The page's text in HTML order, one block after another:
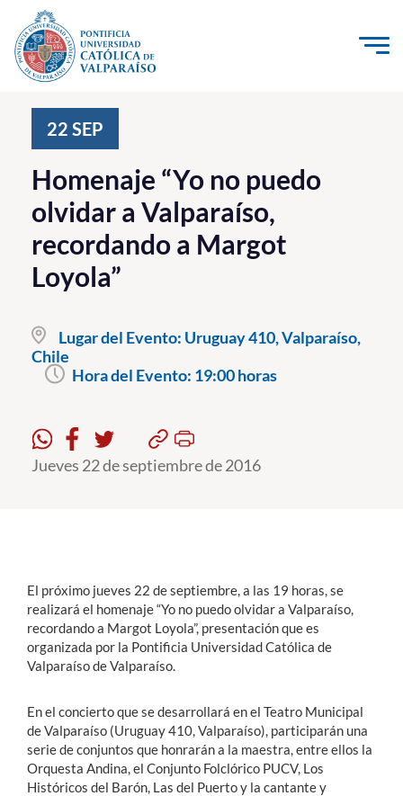
Click acá para ir directamente al contenido
Investigación, Creación e Innovación
PUCV Internacional
Vinculación con el Medio
Admisión
Pregrado
Postgrado
Estudiantes
English
22 SEP
Homenaje “Yo no puedo
olvidar a Valparaíso,
recordando a Margot
Loyola”
Lugar del Evento: Uruguay 410, Valparaíso,
Chile
Hora del Evento: 19:00 horas
Jueves 22 de septiembre de 2016
El próximo jueves 22 de septiembre, a las 19 horas, se
realizará el homenaje “Yo no puedo olvidar a Valparaíso,
recordando a Margot Loyola”, presentación que es
organizada por la Pontificia Universidad Católica de
Valparaíso de Valparaíso.
En el concierto que se desarrollará en el Teatro Municipal
de Valparaíso (Uruguay 410, Valparaíso), participarán una
serie de conjuntos que honrarán a la maestra, entre ellos la
Orquesta Andina, el Conjunto Folclórico PUCV, Los
Históricos del Barón, Las del Puerto y la cantante y